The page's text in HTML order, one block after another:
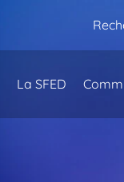
La SFED